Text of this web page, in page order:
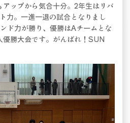
ップから気合十分。2年生はリバ
力。一進一退の試合となりまし
ド力が勝り、優勝はAチームとな
優勝大会です。がんばれ！SUN